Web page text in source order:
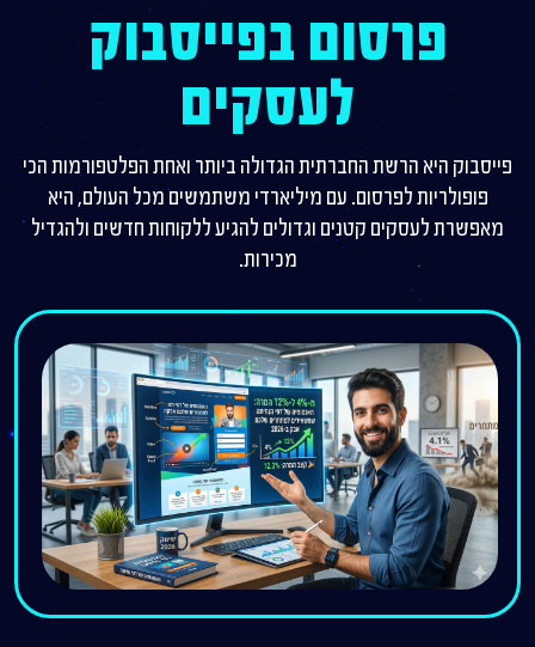
פרסום בפייסבוק
לעסקים
פייסבוק היא הרשת החברתית הגדולה ביותר ואחת הפלטפורמות הכי
פופולריות לפרסום. עם מיליארדי משתמשים מכל העולם, היא
מאפשרת לעסקים קטנים וגדולים להגיע ללקוחות חדשים ולהגדיל
מכירות.